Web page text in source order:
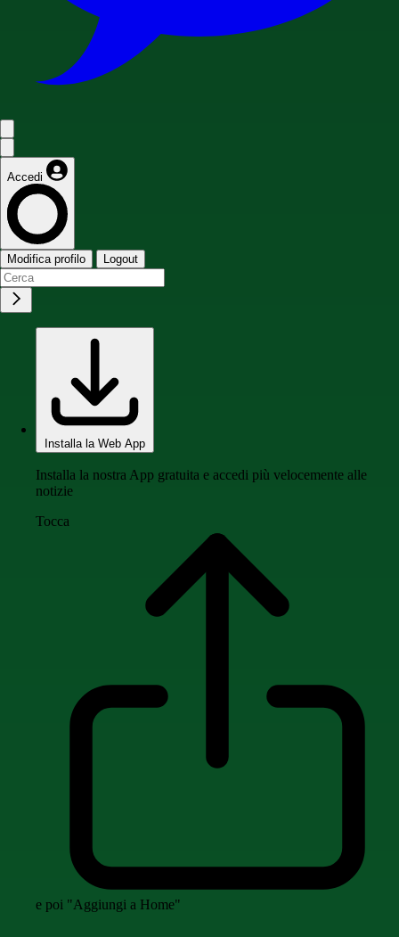
Accedi
Modifica profilo Logout
Installa la Web App
Installa la nostra App gratuita e accedi più velocemente alle
notizie
Tocca
e poi "Aggiungi a Home"